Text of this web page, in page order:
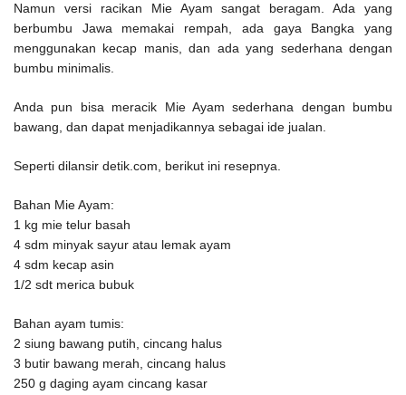
Namun versi racikan Mie Ayam sangat beragam. Ada yang
berbumbu Jawa memakai rempah, ada gaya Bangka yang
menggunakan kecap manis, dan ada yang sederhana dengan
bumbu minimalis.
Anda pun bisa meracik Mie Ayam sederhana dengan bumbu
bawang, dan dapat menjadikannya sebagai ide jualan.
Seperti dilansir detik.com, berikut ini resepnya.
Bahan Mie Ayam:
1 kg mie telur basah
4 sdm minyak sayur atau lemak ayam
4 sdm kecap asin
1/2 sdt merica bubuk
Bahan ayam tumis:
2 siung bawang putih, cincang halus
3 butir bawang merah, cincang halus
250 g daging ayam cincang kasar